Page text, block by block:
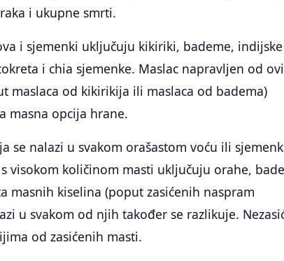
i ukupne smrti.
i sjemenki uključuju kikiriki, bademe, indijske
i chia sjemenke. Maslac napravljen od
maslaca od kikirikija ili maslaca od badema)
masna opcija hrane.
se nalazi u svakom orašastom voću ili
visokom količinom masti uključuju orahe,
masnih kiselina (poput zasićenih naspram
u svakom od njih također se razlikuje.
od zasićenih masti.